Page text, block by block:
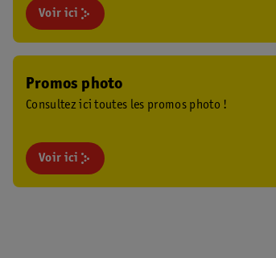
Voir ici
Promos photo
Consultez ici toutes les promos photo !
Voir ici